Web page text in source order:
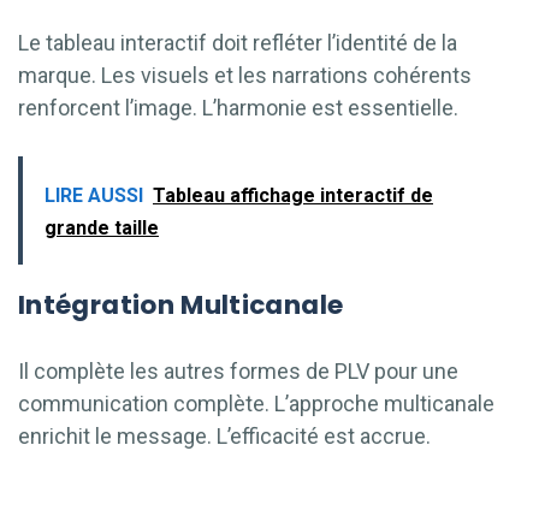
Le tableau interactif doit refléter l’identité de la
marque. Les visuels et les narrations cohérents
renforcent l’image. L’harmonie est essentielle.
LIRE AUSSI Tableau affichage interactif de
grande taille
Intégration Multicanale
Il complète les autres formes de PLV pour une
communication complète. L’approche multicanale
enrichit le message. L’efficacité est accrue.